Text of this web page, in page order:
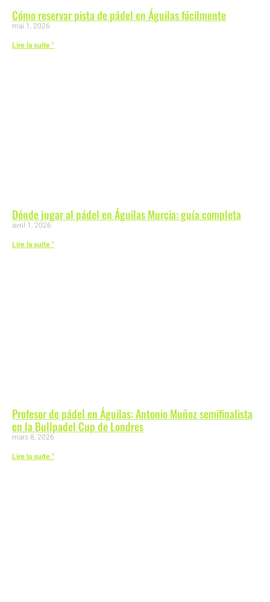
Cómo reservar pista de pádel en Águilas fácilmente
mai 1, 2026
Lire la suite "
Dónde jugar al pádel en Águilas Murcia: guía completa
avril 1, 2026
Lire la suite "
Profesor de pádel en Águilas: Antonio Muñoz semifinalista
en la Bullpadel Cup de Londres
mars 8, 2026
Lire la suite "